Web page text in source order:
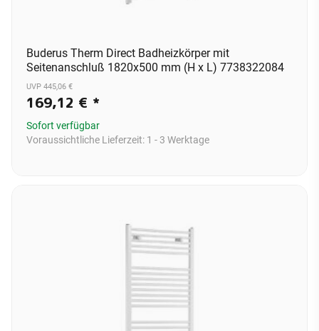
Buderus Therm Direct Badheizkörper mit
Seitenanschluß 1820x500 mm (H x L) 7738322084
UVP 445,06 €
169,12 € *
Sofort verfügbar
Voraussichtliche Lieferzeit: 1 - 3 Werktage